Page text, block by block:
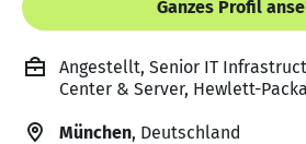
Ganzes Profil
Angestellt, Senior IT
Center & Server, Hewlett-
München, Deutschland